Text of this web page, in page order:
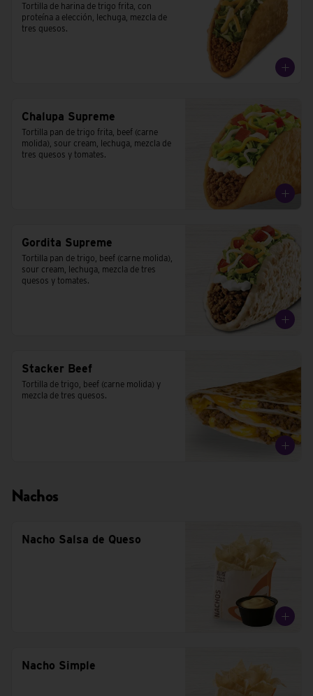
Tortilla de harina de trigo frita, con
proteína a elección, lechuga, mezcla de
tres quesos.
Chalupa Supreme
Tortilla pan de trigo frita, beef (carne
molida), sour cream, lechuga, mezcla de
tres quesos y tomates.
Gordita Supreme
Tortilla pan de trigo, beef (carne molida),
sour cream, lechuga, mezcla de tres
quesos y tomates.
Stacker Beef
Tortilla de trigo, beef (carne molida) y
mezcla de tres quesos.
Nachos
Nacho Salsa de Queso
Nacho Simple